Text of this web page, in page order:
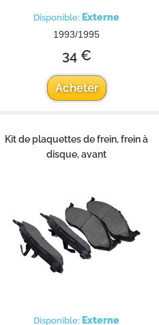
Disponible: Externe
1993/1995
34 €
Acheter
Kit de plaquettes de frein, frein à
disque, avant
Disponible: Externe